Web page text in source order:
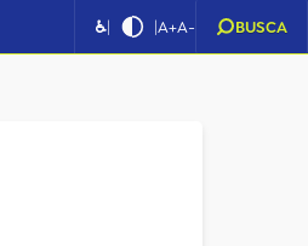
♿| |A+A- BUSCA